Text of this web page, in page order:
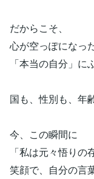
だからこそ、
心が空っぽになっ
「本当の自分」に
国も、性別も、年
今、この瞬間に
「私は元々悟りの
笑顔で、自分の言